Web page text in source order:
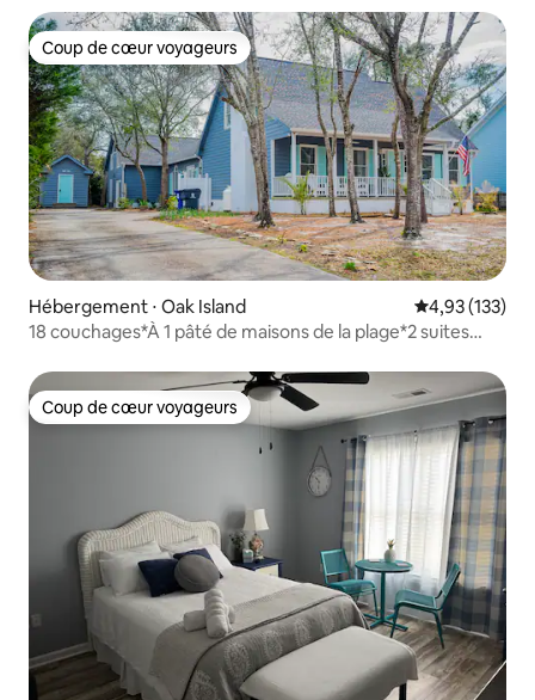
Coup de cœur voyageurs
Coup de cœur voyageurs
Hébergement ⋅ Oak Island Évaluation
4,93 (133)
18 couchages*À 1 pâté de maisons de la plage*2 suites
Coup de cœur voyageurs
Coup de cœur voyageurs